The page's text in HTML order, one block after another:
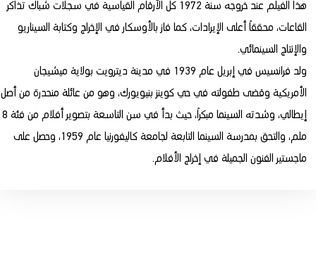
هذا الفيلم عند خروجه سنة 1972 كل الأرقام القياسية في سجلات شباك تذاكر
القاعات، محققاً أعلى الإيرادات، كما فاز بالأوسكار في الإخراج وكتابة السيناريو
والإنتاج السينمائي.
ولد فرانسيس في إبريل عام 1939 في مدينة ديترويت بولاية ميشيجان
الأمريكية وقضى طفولته في حي كوينز بنيويورك، وهو من عائلة منحدرة من أصل
إيطالي، وشدته السينما مبكراً، حيث بدأ في سن التاسعة بتصوير أفلام من فئة 8
ملم، والتحق بمدرسة السينما التابعة لجامعة كاليفورنيا عام 1959، وحصل على
ماجستير الفنون الجميلة في إخراج الأفلام.